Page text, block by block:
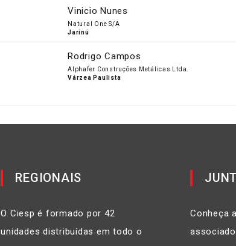
Vinicio Nunes
Natural One S/A
Jarinú
Rodrigo Campos
Alphafer Construções Metálicas Ltda.
Várzea Paulista
REGIONAIS
O Ciesp é formado por 42
unidades distribuídas em todo o
Conheça